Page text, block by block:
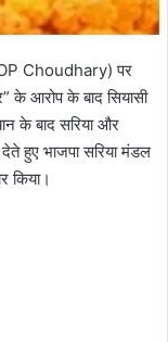
(OP Choudhary) पर
के आरोप के बाद सियासी
के बाद सरिया और
देते हुए भाजपा सरिया मंडल
किया।